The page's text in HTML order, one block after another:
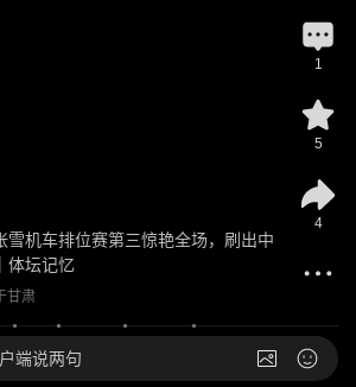
雪机车排位赛第三惊艳全场，刷出中
体坛记忆
甘肃
1
5
4
端说两句